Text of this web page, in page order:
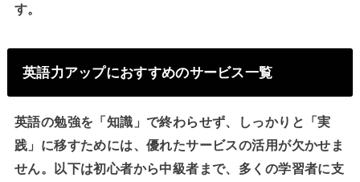
す。
英語力アップにおすすめのサービス一覧
英語の勉強を「知識」で終わらせず、しっかりと「実
践」に移すためには、優れたサービスの活用が欠かせま
せん。以下は初心者から中級者まで、多くの学習者に支